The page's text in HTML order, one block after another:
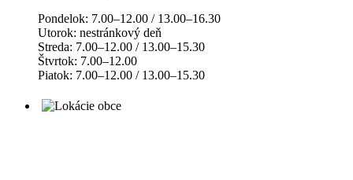
Pondelok: 7.00–12.00 / 13.00–16.30
Utorok: nestránkový deň
Streda: 7.00–12.00 / 13.00–15.30
Štvrtok: 7.00–12.00
Piatok: 7.00–12.00 / 13.00–15.30